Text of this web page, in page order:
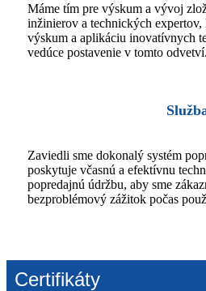
Máme tím pre výskum a vývoj
inžinierov a technických expertov,
výskum a aplikáciu inovatívnych
vedúce postavenie v tomto odvetví.
Zaviedli sme dokonalý systém
poskytuje včasnú a efektívnu
popredajnú údržbu, aby sme
bezproblémový zážitok počas
Certifikáty